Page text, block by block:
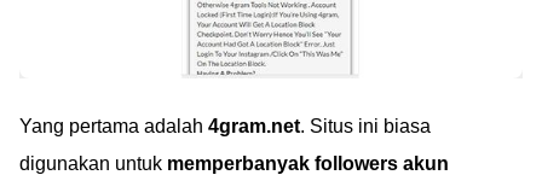
Yang pertama adalah 4gram.net. Situs ini biasa
digunakan untuk memperbanyak followers akun